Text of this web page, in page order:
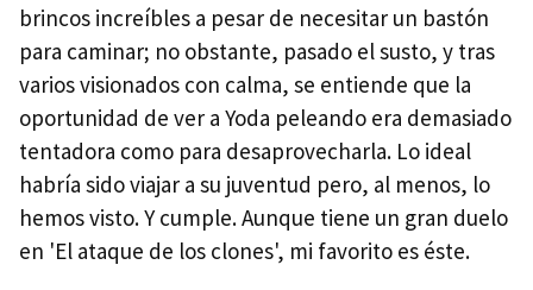
brincos increíbles a pesar de necesitar un bastón
para caminar; no obstante, pasado el susto, y tras
varios visionados con calma, se entiende que la
oportunidad de ver a Yoda peleando era demasiado
tentadora como para desaprovecharla. Lo ideal
habría sido viajar a su juventud pero, al menos, lo
hemos visto. Y cumple. Aunque tiene un gran duelo
en 'El ataque de los clones', mi favorito es éste.